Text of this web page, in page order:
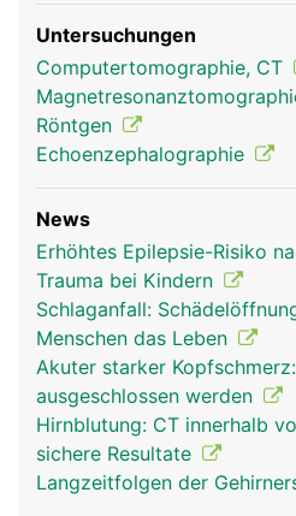
Untersuchungen
Computertomographie, CT
Röntgen
Echoenzephalographie
News
Erhöhtes Epilepsie-Risiko
Trauma bei Kindern
Schlaganfall:
Menschen das Leben
Akuter starker
ausgeschlossen werden
Hirnblutung: CT innerhalb
sichere Resultate
Langzeitfolgen der